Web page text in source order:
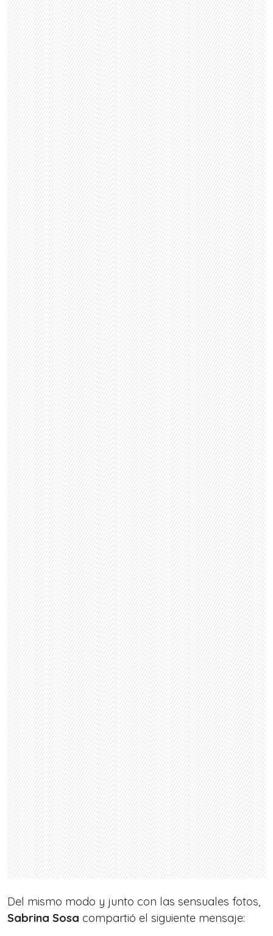
Del mismo modo y junto con las sensuales fotos,
Sabrina Sosa compartió el siguiente mensaje: